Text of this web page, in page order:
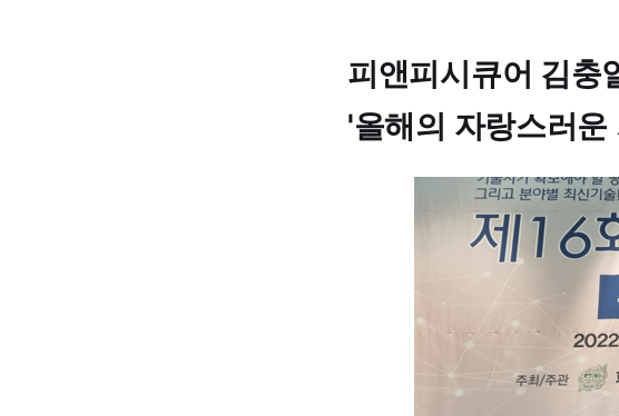
피앤피시큐어 김충
'올해의 자랑스러